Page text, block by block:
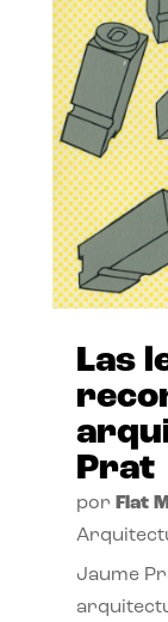
Las
Prat
por Flat
Jaume